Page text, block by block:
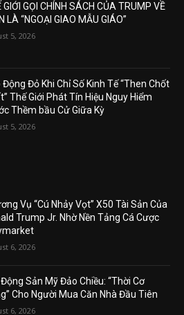
GIỚI GỌI CHÍNH SÁCH CỦA TRUMP VỀ
LÀ “NGOẠI GIAO MẪU GIÁO”
5, 2026
Động Đỏ Khi Chỉ Số Kinh Tế “Then Chốt
Thế Giới Phát Tín Hiệu Nguy Hiểm
Thềm bầu Cử Giữa Kỳ
5, 2026
Vụ “Cú Nhảy Vọt” X50 Tài Sản Của
Trump Jr. Nhờ Nền Tảng Cá Cược
6, 2026
Sản Mỹ Đảo Chiều: “Thời Cơ
Cho Người Mua Căn Nhà Đầu Tiên
6, 2026